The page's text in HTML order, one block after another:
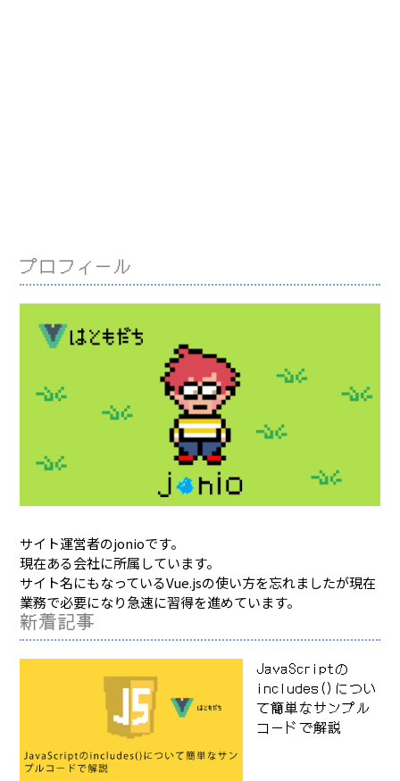
プロフィール
サイト運営者のjonioです。
現在ある会社に所属しています。
サイト名にもなっているVue.jsの使い方を忘れましたが現在
業務で必要になり急速に習得を進めています。
新着記事
JavaScriptの
includes()につい
て簡単なサンプル
コードで解説